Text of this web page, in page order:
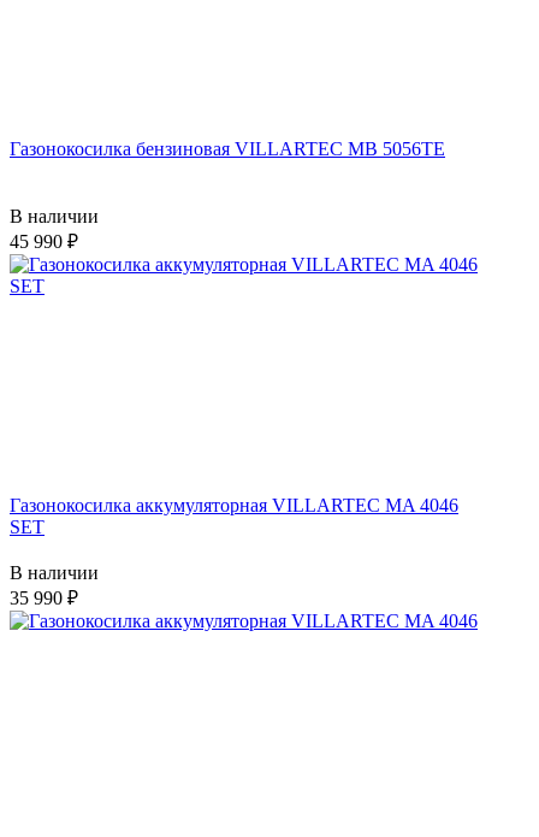
Газонокосилка бензиновая VILLARTEC MB 5056TE
В наличии
45 990
Газонокосилка аккумуляторная VILLARTEC MA 4046
SET
В наличии
35 990